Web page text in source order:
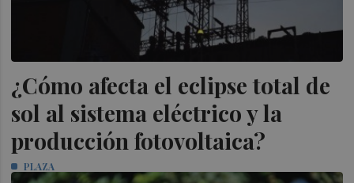
¿Cómo afecta el eclipse total de
sol al sistema eléctrico y la
producción fotovoltaica?
PLAZA